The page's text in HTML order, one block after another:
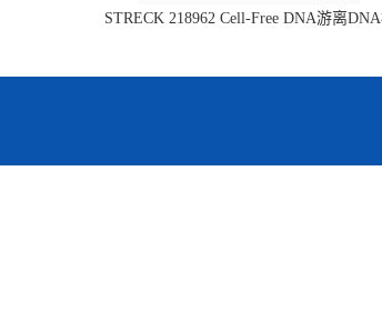
STRECK 218962 Cell-Free DNA游离